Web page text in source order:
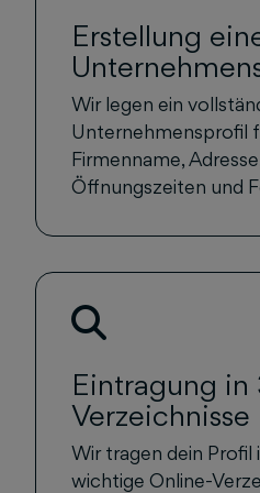
Erstellung
Wir legen ein
Unternehmensprofil
Firmenname,
Öffnungszeiten und
Eintragung in
Verzeichnisse
Wir tragen dein Profil
wichtige Online-